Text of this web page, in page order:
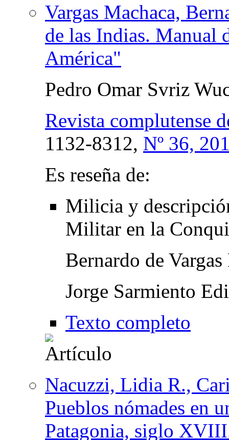
Vargas Machaca,
de las Indias. Manual
América"
Pedro Omar Svriz
Revista complutense
1132-8312, Nº 36,
Es reseña de:
Milicia y
Militar en la
Bernardo de Vargas
Jorge Sarmiento
Texto completo
Nacuzzi, Lidia R.,
Pueblos nómades en
Patagonia, siglo